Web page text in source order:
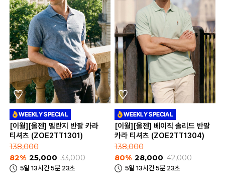
[이월][올젠] 멜란지 반팔 카라
티셔츠 (ZOE2TT1301)
138,000
82% 25,000 33,000
5일 13시간 5분 23초
[이월][올젠] 베이직 솔리드 반팔
카라 티셔츠 (ZOE2TT1304)
138,000
80% 28,000 42,000
5일 13시간 5분 23초